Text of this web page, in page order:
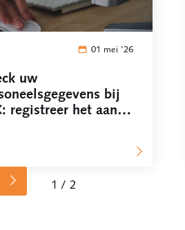
01 mei '26
uw
bij
registreer het aantal
1 / 2